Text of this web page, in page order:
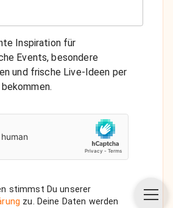
Inspiration für
Events, besondere
und frische Live-Ideen per
stimmst Du unserer
zu. Deine Daten werden